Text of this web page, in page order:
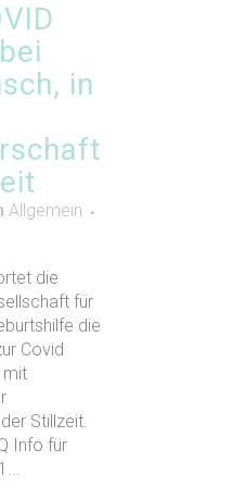
in
Allgemein
die
für
die
Covid
mit
Stillzeit.
Info für